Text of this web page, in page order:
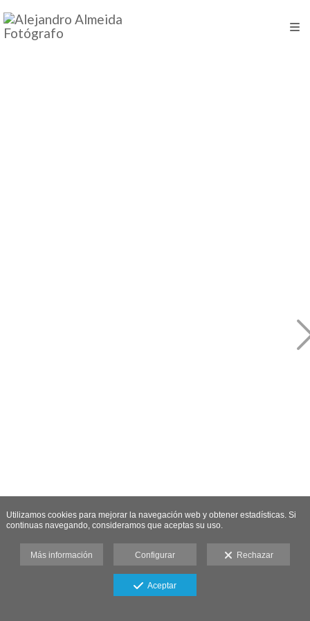
Utilizamos cookies para mejorar la navegación web y obtener estadísticas. Si
continuas navegando, consideramos que aceptas su uso.
Más información Configurar Rechazar
Aceptar